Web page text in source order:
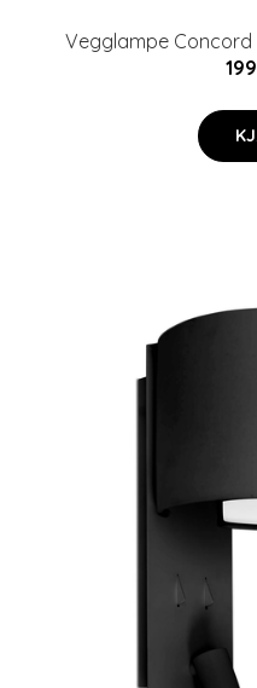
Vegglampe Concord